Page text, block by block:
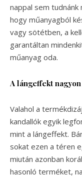
nappal sem
hogy műanyagból
vagy sötétben, a
garantáltan
műanyag oda.
A lángeffekt
Valahol a
kandallók egyik
mint a lángeffekt.
sokat ezen a téren
miután azonban
hasonló terméket,